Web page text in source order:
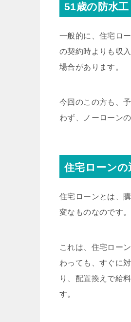
51歳の防水
一般的に、住宅ロ
の契約時よりも収
場合があります。
今回のこの方も、
わず、ノーローン
住宅ローンの
住宅ローンとは、
変なものなのです。
これは、住宅ロー
わっても、すぐに
り、配置換えで給
す。